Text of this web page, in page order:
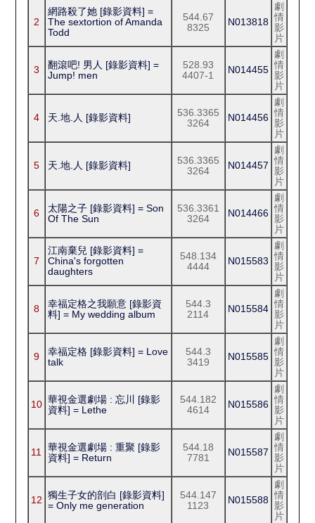
2
網路殺了她 [錄影資料] =
The sextortion of Amanda
Todd
544.67
8325
N013818
劇
情
影
片
3
翻滾吧! 男人 [錄影資料] =
Jump! men
528.93
4407-1
N014455
劇
情
影
片
4 天.地.人 [錄影資料]
536.3365
3264
N014456
劇
情
影
片
5 天.地.人 [錄影資料]
536.3365
3264
N014457
劇
情
影
片
6
太陽之子 [錄影資料] = Son
Of The Sun
536.3361
3264
N014466
劇
情
影
片
7
江南棄兒 [錄影資料] =
China's forgotten
daughters
548.134
4444
N015583
劇
情
影
片
8
幸福定格之我願意 [錄影資
料] = My wedding album
544.3
2114
N015584
劇
情
影
片
9
幸福定格 [錄影資料] = Love
talk
544.3
3419
N015585
劇
情
影
片
10 華視金選劇場 : 忘川 [錄影
資料] = Lethe
544.182
4614
N015586
劇
情
影
片
11
華視金選劇場 : 重聚 [錄影
資料] = Return
544.18
7781
N015587
劇
情
影
片
12 獨生子女的剖白 [錄影資料]
= Only me generation
544.147
1123
N015588
劇
情
影
片